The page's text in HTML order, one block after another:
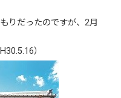
りだったのですが、2月
）